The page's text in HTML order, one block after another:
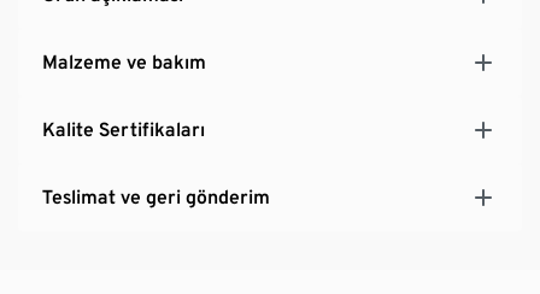
Malzeme ve bakım
Kalite Sertifikaları
Teslimat ve geri gönderim